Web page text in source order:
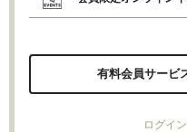
有料会員サービ
ログイ